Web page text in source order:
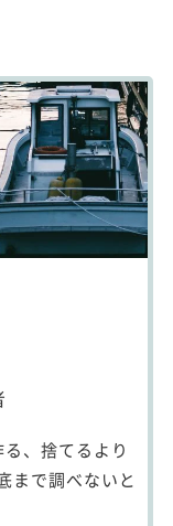
、捨てるより
まで調べないと